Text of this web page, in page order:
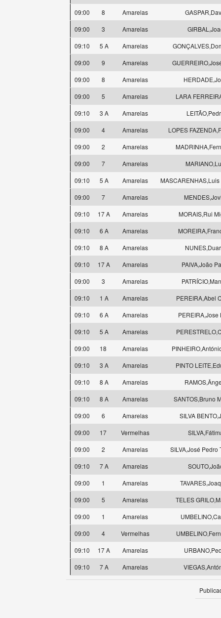
09:00
8 Amarelas
09:00
3 Amarelas
09:10
5 A Amarelas
09:00
9 Amarelas
09:00
8 Amarelas
09:00
5 Amarelas
LARA
09:10
3 A Amarelas
09:00
4 Amarelas
LOPES
09:00
2 Amarelas
09:00
7 Amarelas
09:10
5 A Amarelas
09:00
7 Amarelas
09:10
17 A Amarelas
MORAIS,Rui
09:10
6 A Amarelas
09:10
8 A Amarelas
09:10
17 A Amarelas
PAIVA,João
09:00
3 Amarelas
09:10
1 A Amarelas
PEREIRA,Abel
09:10
6 A Amarelas
PEREIRA,Jose
09:10
5 A Amarelas
09:00
18 Amarelas
09:10
3 A Amarelas
PINTO
09:10
8 A Amarelas
09:10
8 A Amarelas
SANTOS,Bruno
09:00
6 Amarelas
SILVA
09:00
17 Vermelhas
09:00
2 Amarelas
SILVA,José Pedro
09:10
7 A Amarelas
09:00
1 Amarelas
09:00
5 Amarelas
TELES
09:00
1 Amarelas
09:00
4 Vermelhas
09:10
17 A Amarelas
09:10
7 A Amarelas